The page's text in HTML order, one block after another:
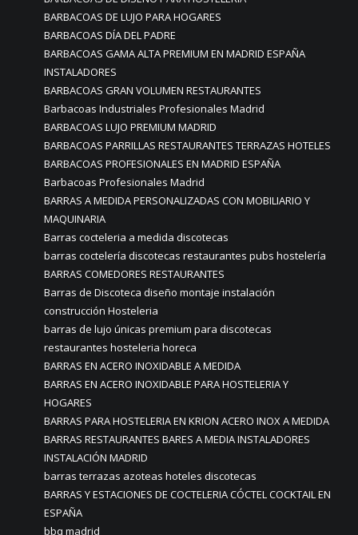
BARBACOAS DE LUJO PARA HOGARES
BARBACOAS DÍA DEL PADRE
BARBACOAS GAMA ALTA PREMIUM EN MADRID ESPAÑA
INSTALADORES
BARBACOAS GRAN VOLUMEN RESTAURANTES
Barbacoas Industriales Profesionales Madrid
BARBACOAS LUJO PREMIUM MADRID
BARBACOAS PARRILLAS RESTAURANTES TERRAZAS HOTELES
BARBACOAS PROFESIONALES EN MADRID ESPAÑA
Barbacoas Profesionales Madrid
BARRAS A MEDIDA PERSONALIZADAS CON MOBILIARIO Y
MAQUINARIA
Barras cocteleria a medida discotecas
barras coctelería discotecas restaurantes pubs hostelería
BARRAS COMEDORES RESTAURANTES
Barras de Discoteca diseño montaje instalación
construcción Hosteleria
barras de lujo únicas premium para discotecas
restaurantes hosteleria horeca
BARRAS EN ACERO INOXIDABLE A MEDIDA
BARRAS EN ACERO INOXIDABLE PARA HOSTELERIA Y
HOGARES
BARRAS PARA HOSTELERIA EN KRION ACERO INOX A MEDIDA
BARRAS RESTAURANTES BARES A MEDIA INSTALADORES
INSTALACIÓN MADRID
barras terrazas azoteas hoteles discotecas
BARRAS Y ESTACIONES DE COCTELERIA CÓCTEL COCKTAIL EN
ESPAÑA
bbq madrid